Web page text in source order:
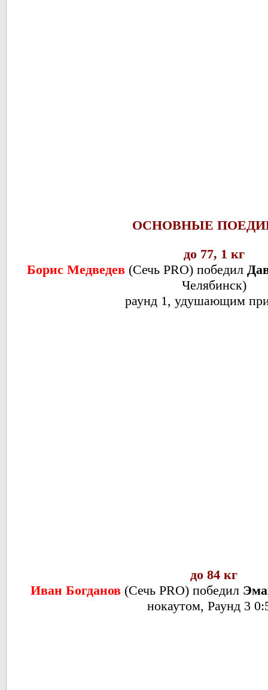
ОСНОВНЫЕ
до 77, 1 кг
Борис Медведев (Сечь PRO) победил
Челябинск)
раунд 1, удушающим
до 84 кг
Иван Богданов (Сечь PRO) победил
нокаутом, Раунд 3